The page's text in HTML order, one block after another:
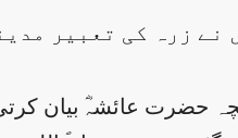
زرہ کی تعبیر
حضرت عائشہؓ بیان